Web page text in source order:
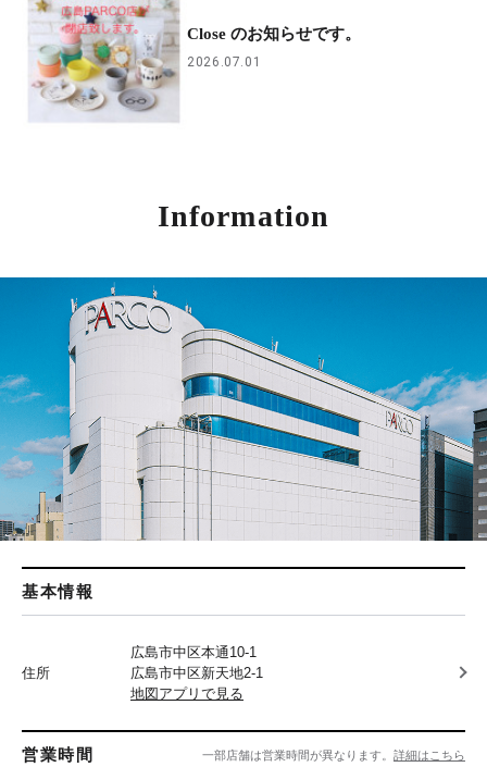
Close のお知らせです。
2026.07.01
Information
基本情報
住所
広島市中区本通10-1
広島市中区新天地2-1
地図アプリで見る
営業時間 一部店舗は営業時間が異なります。 詳細はこちら